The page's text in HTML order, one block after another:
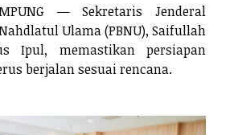
— Sekretaris Jenderal
Ulama (PBNU), Saifullah
Ipul, memastikan persiapan
berjalan sesuai rencana.